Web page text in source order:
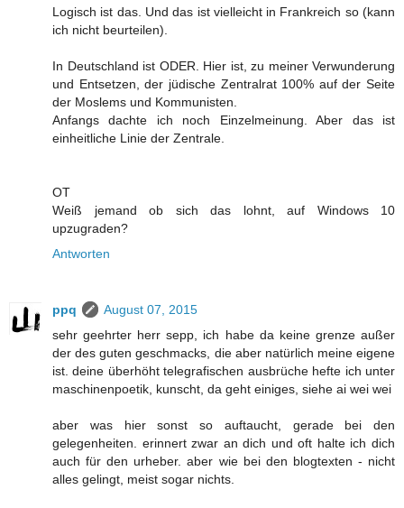
Logisch ist das. Und das ist vielleicht in Frankreich so (kann
ich nicht beurteilen).
In Deutschland ist ODER. Hier ist, zu meiner Verwunderung
und Entsetzen, der jüdische Zentralrat 100% auf der Seite
der Moslems und Kommunisten.
Anfangs dachte ich noch Einzelmeinung. Aber das ist
einheitliche Linie der Zentrale.
OT
Weiß jemand ob sich das lohnt, auf Windows 10
upzugraden?
Antworten
ppq
August 07, 2015
sehr geehrter herr sepp, ich habe da keine grenze außer
der des guten geschmacks, die aber natürlich meine eigene
ist. deine überhöht telegrafischen ausbrüche hefte ich unter
maschinenpoetik, kunscht, da geht einiges, siehe ai wei wei
aber was hier sonst so auftaucht, gerade bei den
gelegenheiten. erinnert zwar an dich und oft halte ich dich
auch für den urheber. aber wie bei den blogtexten - nicht
alles gelingt, meist sogar nichts.